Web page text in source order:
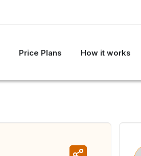
Price Plans How it works